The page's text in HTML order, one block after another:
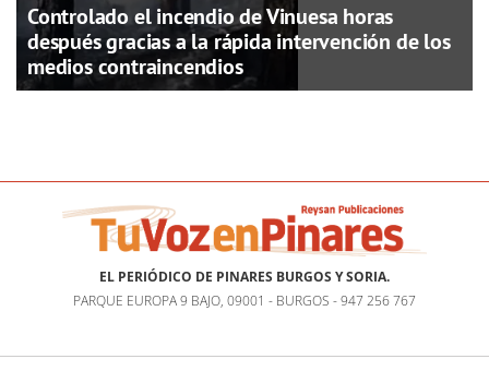
Controlado el incendio de Vinuesa horas
después gracias a la rápida intervención de los
medios contraincendios
EL PERIÓDICO DE PINARES BURGOS Y SORIA.
PARQUE EUROPA 9 BAJO, 09001 - BURGOS - 947 256 767